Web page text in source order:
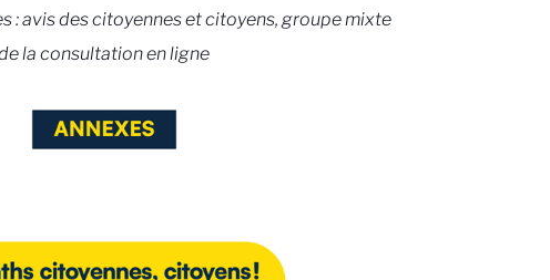
: avis des citoyennes et citoyens, groupe mixte
la consultation en ligne